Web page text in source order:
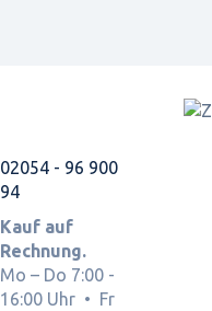
02054 - 96 900
94
Kauf auf
Rechnung.
Mo – Do 7:00 -
16:00 Uhr • Fr